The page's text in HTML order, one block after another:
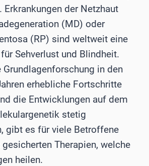
der Netzhaut
(MD) oder
(RP) sind weltweit eine
Sehverlust und Blindheit.
Grundlagenforschung in den
erhebliche Fortschritte
die Entwicklungen auf dem
stetig
gibt es für viele Betroffene
Therapien, welche
heilen.